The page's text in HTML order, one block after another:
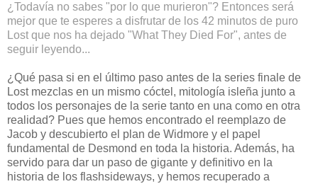
¿Todavía no sabes "por lo que murieron"? Entonces será
mejor que te esperes a disfrutar de los 42 minutos de puro
Lost que nos ha dejado "What They Died For", antes de
seguir leyendo...
¿Qué pasa si en el último paso antes de la series finale de
Lost mezclas en un mismo cóctel, mitología isleña junto a
todos los personajes de la serie tanto en una como en otra
realidad? Pues que hemos encontrado el reemplazo de
Jacob y descubierto el plan de Widmore y el papel
fundamental de Desmond en toda la historia. Además, ha
servido para dar un paso de gigante y definitivo en la
historia de los flashsideways, y hemos recuperado a